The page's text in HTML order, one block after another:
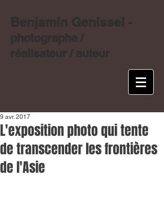
Benjamin Genissel -
photographe /
réalisateur / auteur
L'exposition photo qui tente
de transcender les frontières
de l'Asie
9 avr. 2017